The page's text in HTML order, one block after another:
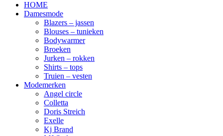
HOME
Damesmode
Blazers – jassen
Blouses – tunieken
Bodywarmer
Broeken
Jurken – rokken
Shirts – tops
Truien – vesten
Modemerken
Angel circle
Colletta
Doris Streich
Exelle
Kj Brand